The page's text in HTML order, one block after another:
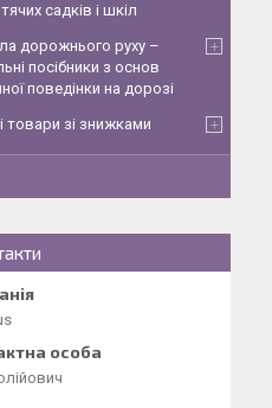
садків і шкіл
дорожнього руху –
посібники з основ
поведінки на дорозі
товари зі знижками